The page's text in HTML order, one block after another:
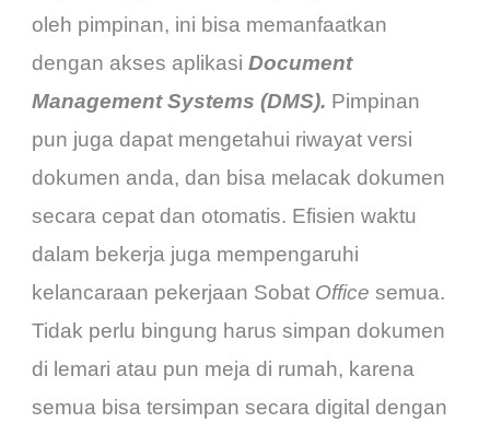
oleh pimpinan, ini bisa memanfaatkan
dengan akses aplikasiDocument
Management Systems (DMS). Pimpinan
pun juga dapat mengetahui riwayat versi
dokumen anda, dan bisa melacak dokumen
secara cepat dan otomatis. Efisien waktu
dalam bekerja juga mempengaruhi
kelancaraan pekerjaan Sobat Office semua.
Tidak perlu bingung harus simpan dokumen
di lemari atau pun meja di rumah, karena
semua bisa tersimpan secara digital dengan